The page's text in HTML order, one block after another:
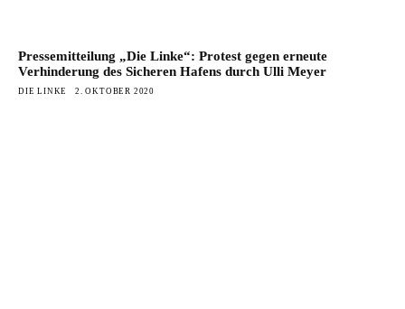
Pressemitteilung „Die Linke“: Protest gegen erneute
Verhinderung des Sicheren Hafens durch Ulli Meyer
DIE LINKE 2. OKTOBER 2020